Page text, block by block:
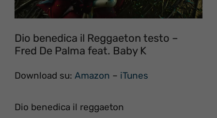
Dio benedica il Reggaeton testo –
Fred De Palma feat. Baby K
Download su: Amazon – iTunes
Dio benedica il reggaeton